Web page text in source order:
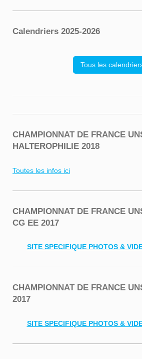
Calendriers 2025-2026
Tous les
CHAMPIONNAT DE FRANCE
HALTEROPHILIE 2018
Toutes les infos ici
CHAMPIONNAT DE FRANCE
CG EE 2017
SITE SPECIFIQUE PHOTOS &
CHAMPIONNAT DE FRANCE
2017
SITE SPECIFIQUE PHOTOS &